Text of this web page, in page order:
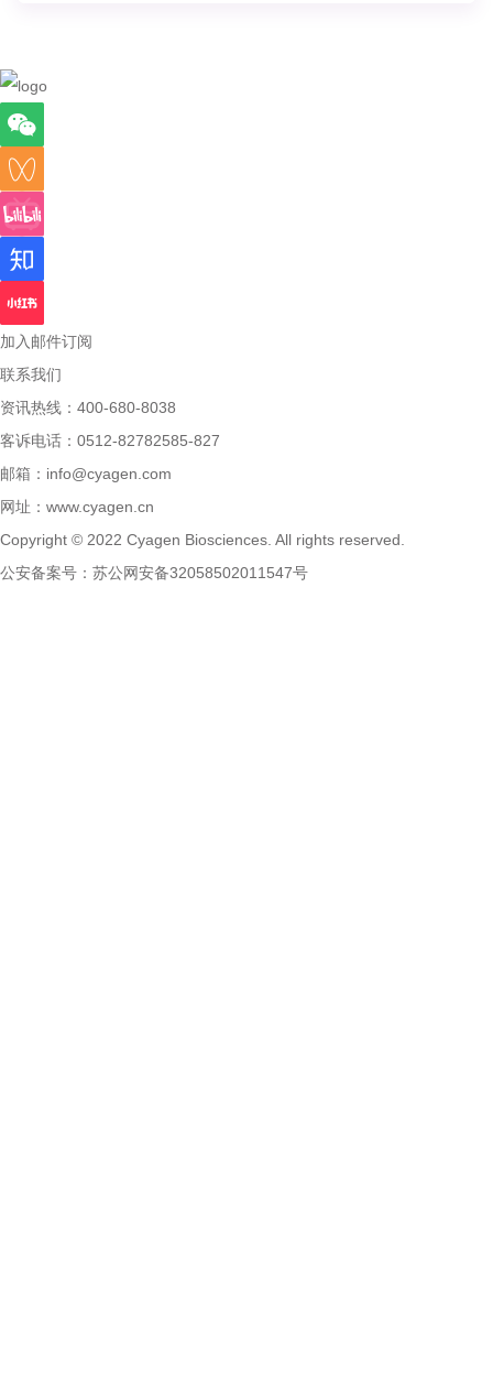
加入邮件订阅
联系我们
资讯热线：400-680-8038
客诉电话：0512-82782585-827
邮箱： info@cyagen.com
网址： www.cyagen.cn
Copyright © 2022 Cyagen Biosciences. All rights reserved.
公安备案号： 苏公网安备32058502011547号